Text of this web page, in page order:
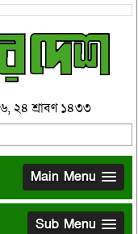
২৪ শ্রাবণ ১৪৩৩
Main Menu
Sub Menu